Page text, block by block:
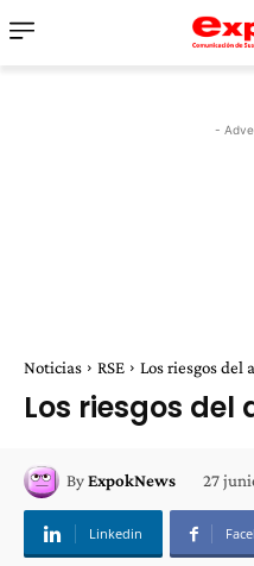
-
Noticias RSE Los riesgos del
Los riesgos
ByExpokNews 27
Linkedin